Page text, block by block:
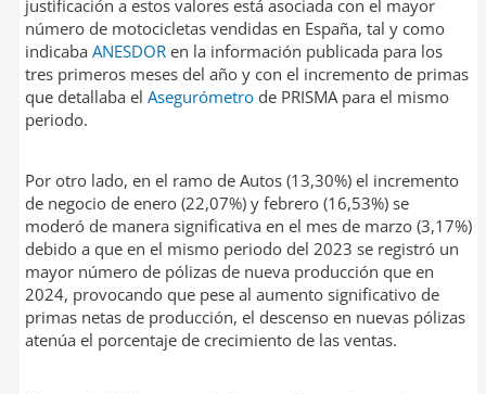
justificación a estos valores está asociada con el mayor
número de motocicletas vendidas en España, tal y como
indicaba ANESDORen la información publicada para los
tres primeros meses del año y con el incremento de primas
que detallaba el Asegurómetrode PRISMA para el mismo
periodo.
Por otro lado, en el ramo de Autos (13,30%) el incremento
de negocio de enero (22,07%) y febrero (16,53%) se
moderó de manera significativa en el mes de marzo (3,17%)
debido a que en el mismo periodo del 2023 se registró un
mayor número de pólizas de nueva producción que en
2024, provocando que pese al aumento significativo de
primas netas de producción, el descenso en nuevas pólizas
atenúa el porcentaje de crecimiento de las ventas.